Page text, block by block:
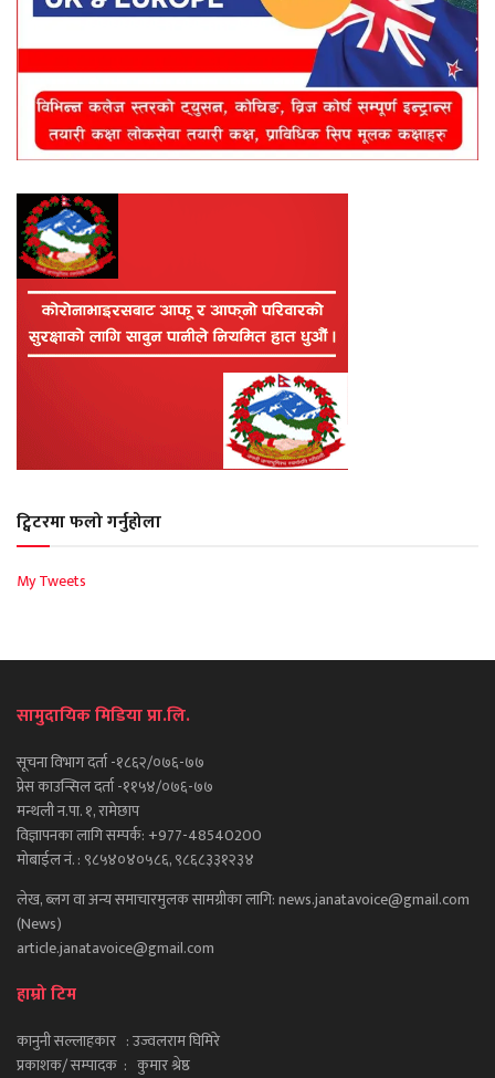
ट्विटरमा फलो गर्नुहोला
My Tweets
सामुदायिक मिडिया प्रा.लि.
सूचना विभाग दर्ता -१८६२/०७६-७७
प्रेस काउन्सिल दर्ता -११५४/०७६-७७
मन्थली न.पा. १, रामेछाप
विज्ञापनका लागि सम्पर्क: +977-48540200
मोबाईल नं. : ९८५४०४०५८६, ९८६८३३१२३४
लेख, ब्लग वा अन्य समाचारमुलक सामग्रीका लागि: news.janatavoice@gmail.com
(News)
article.janatavoice@gmail.com
हाम्रो टिम
कानुनी सल्लाहकार : उज्वलराम घिमिरे
प्रकाशक/ सम्पादक : कुमार श्रेष्ठ